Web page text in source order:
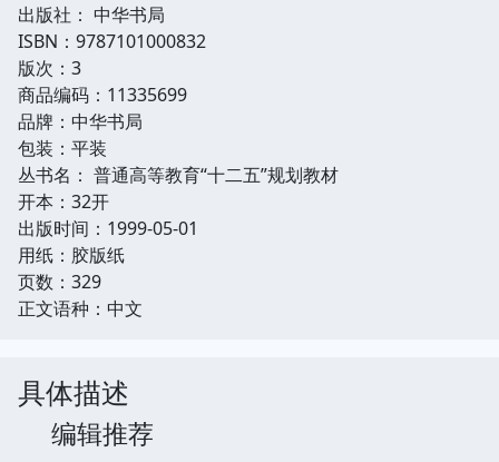
出版社： 中华书局
ISBN：9787101000832
版次：3
商品编码：11335699
品牌：中华书局
包装：平装
丛书名： 普通高等教育“十二五”规划教材
开本：32开
出版时间：1999-05-01
用纸：胶版纸
页数：329
正文语种：中文
具体描述
编辑推荐